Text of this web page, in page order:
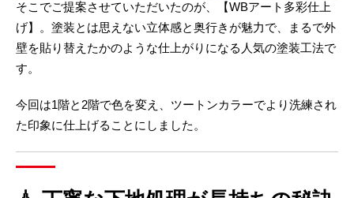
そこでご提案させていただいたのが、【WBアート多彩仕上
げ】。塗装とは思えない立体感と奥行きが魅力で、まるで外
壁を貼り替えたかのような仕上がりになる人気の塗装工法で
す。
今回は1階と2階で色を変え、ツートンカラーでより洗練され
た印象に仕上げることにしました。